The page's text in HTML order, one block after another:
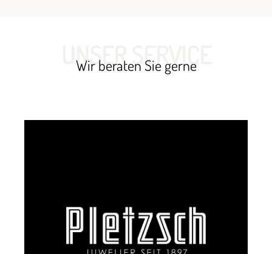
UNSER SERVICE
Wir beraten Sie gerne